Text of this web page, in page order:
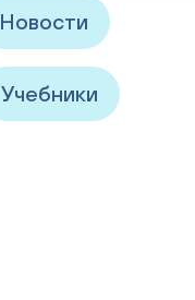
Новости
Учебники